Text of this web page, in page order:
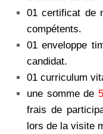
01 certificat de
compétents.
01 enveloppe
candidat.
01 curriculum
une somme de
frais de
lors de la visite